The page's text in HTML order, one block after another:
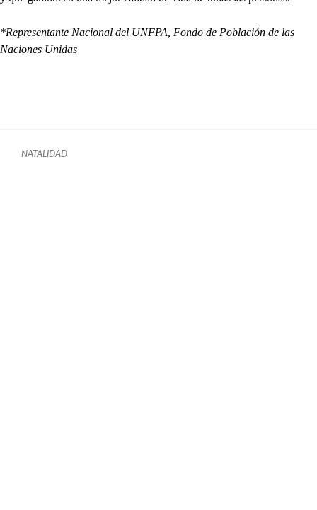
*Representante Nacional del UNFPA, Fondo de Población de las
Naciones Unidas
NATALIDAD